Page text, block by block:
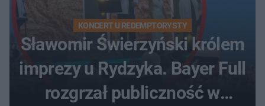
KONCERT U REDEMPTORYSTY
Sławomir Świerzyński królem
imprezy u Rydzyka. Bayer Full
rozgrzał publiczność w